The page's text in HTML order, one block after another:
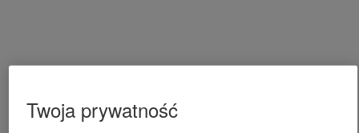
Twoja prywatność